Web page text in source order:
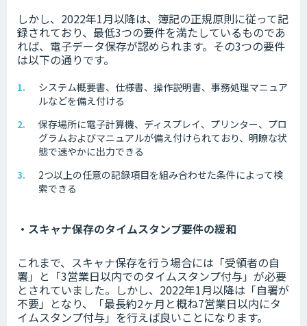
しかし、2022年1月以降は、簿記の正規原則に従って記
録されており、最低3つの要件を満たしているものであ
れば、電子データ保存が認められます。その3つの要件
は以下の通りです。
システム概要書、仕様書、操作説明書、事務処理マニュア
ルなどを備え付ける
保存場所に電子計算機、ディスプレイ、プリンター、プロ
グラムおよびマニュアルが備え付けられており、明瞭な状
態で速やかに出力できる
2つ以上の任意の記録項目を組み合わせた条件によって検
索できる
・スキャナ保存のタイムスタンプ要件の緩和
これまで、スキャナ保存を行う場合には「受領者の自
署」と「3営業日以内でのタイムスタンプ付与」が必要
とされていました。しかし、2022年1月以降は「自署が
不要」となり、「最長約2ヶ月と概ね7営業日以内にタ
イムスタンプ付与」を行えば良いことになります。